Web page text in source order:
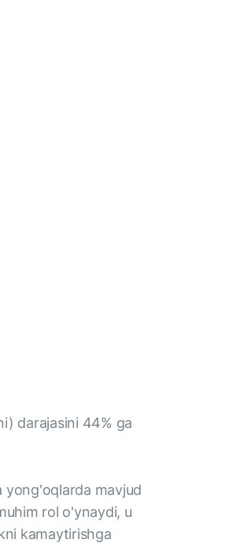
darajasini 44% ga
yong'oqlarda mavjud
rol o'ynaydi, u
kamaytirishga